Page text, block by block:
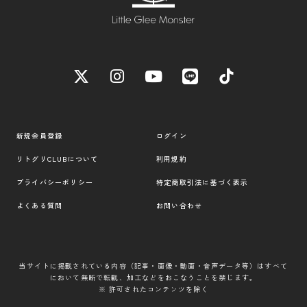
新規会員登録 ログイン
リトグリCLUBについて 利用規約
プライバシーポリシー 特定商取引法に基づく表示
よくある質問 お問い合わせ
当サイトに掲載されている内容（記事・画像・動画・音声データ等）はすべて
において無断で転載、加工などをおこなうことを禁じます。
※ 許可されたコンテンツを除く